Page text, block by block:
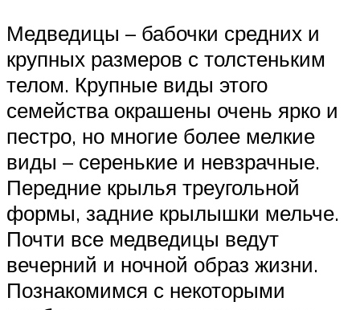
Медведицы – бабочки средних и
крупных размеров с толстеньким
телом. Крупные виды этого
семейства окрашены очень ярко и
пестро, но многие более мелкие
виды – серенькие и невзрачные.
Передние крылья треугольной
формы, задние крылышки мельче.
Почти все медведицы ведут
вечерний и ночной образ жизни.
Познакомимся с некоторыми